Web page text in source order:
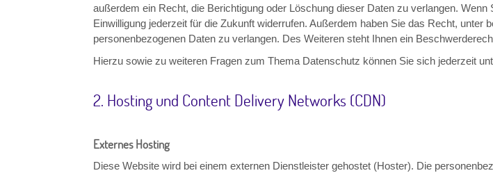
außerdem ein Recht, die Berichtigung oder Löschung dieser Daten zu verlangen.
Einwilligung jederzeit für die Zukunft widerrufen. Außerdem haben Sie das Recht,
personenbezogenen Daten zu verlangen. Des Weiteren steht Ihnen ein
Hierzu sowie zu weiteren Fragen zum Thema Datenschutz können Sie sich jederzeit
2. Hosting und Content Delivery Networks (CDN)
Externes Hosting
Diese Website wird bei einem externen Dienstleister gehostet (Hoster). Die